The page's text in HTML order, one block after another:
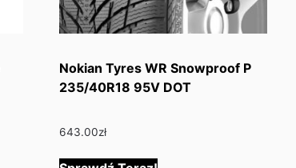
Nokian Tyres WR Snowproof P
235/40R18 95V DOT
643.00zł